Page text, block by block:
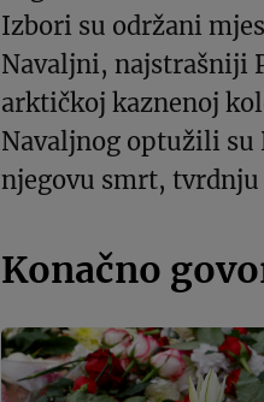
Izbori su održani
Navaljni, najstrašniji
arktičkoj kaznenoj
Navaljnog optužili su
njegovu smrt,
Konačno